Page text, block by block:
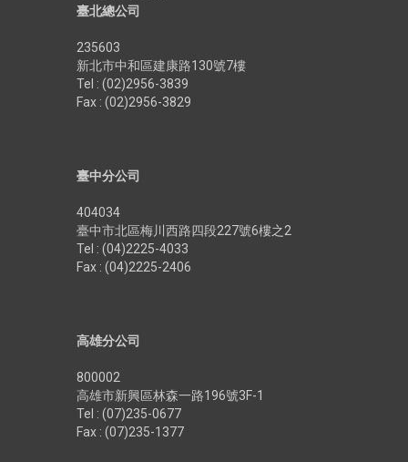
臺北總公司
235603
新北市中和區建康路130號7樓
Tel : (02)2956-3839
Fax : (02)2956-3829
臺中分公司
404034
臺中市北區梅川西路四段227號6樓之2
Tel : (04)2225-4033
Fax : (04)2225-2406
高雄分公司
800002
高雄市新興區林森一路196號3F-1
Tel : (07)235-0677
Fax : (07)235-1377